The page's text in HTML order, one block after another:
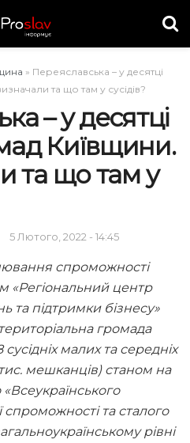
» Переяславська – у десятці
та що там у сусідів?
– у десятці
Київщини.
та що там у
5 Лютого, 2022 - 14:45
спроможності
«Регіональний центр
та підтримки бізнесу»
громада
малих та середніх
мешканців) станом на
«Всеукраїнського
спроможності та сталого
рівні